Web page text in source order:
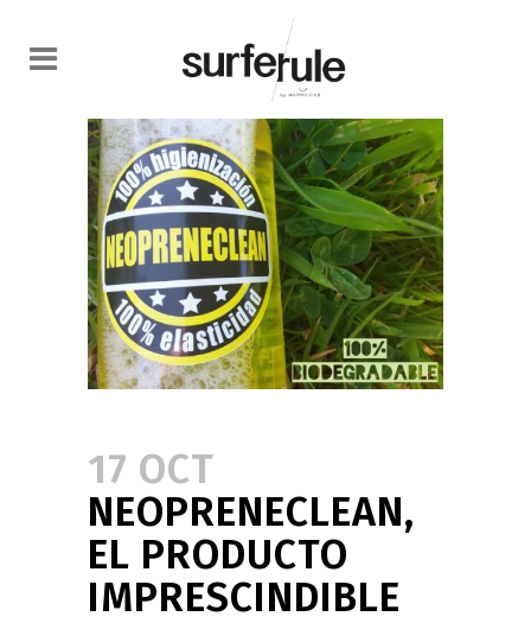
17 OCT
NEOPRENECLEAN,
EL PRODUCTO
IMPRESCINDIBLE